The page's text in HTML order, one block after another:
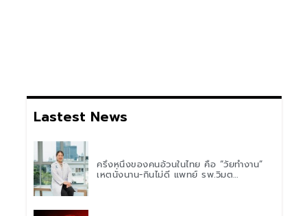
Lastest News
ครึ่งหนึ่งของคนอ้วนในไทย คือ “วัยทำงาน”
เหตุนั่งนาน-กินไม่ดี แพทย์ รพ.วิมุต